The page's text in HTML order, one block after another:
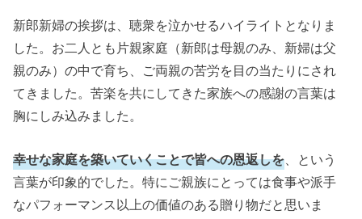
新郎新婦の挨拶は、聴衆を泣かせるハイライトとなりま
した。お二人とも片親家庭（新郎は母親のみ、新婦は父
親のみ）の中で育ち、ご両親の苦労を目の当たりにされ
てきました。苦楽を共にしてきた家族への感謝の言葉は
胸にしみ込みました。
幸せな家庭を築いていくことで皆への恩返しを 、という
言葉が印象的でした。特にご親族にとっては食事や派手
なパフォーマンス以上の価値のある贈り物だと思いま